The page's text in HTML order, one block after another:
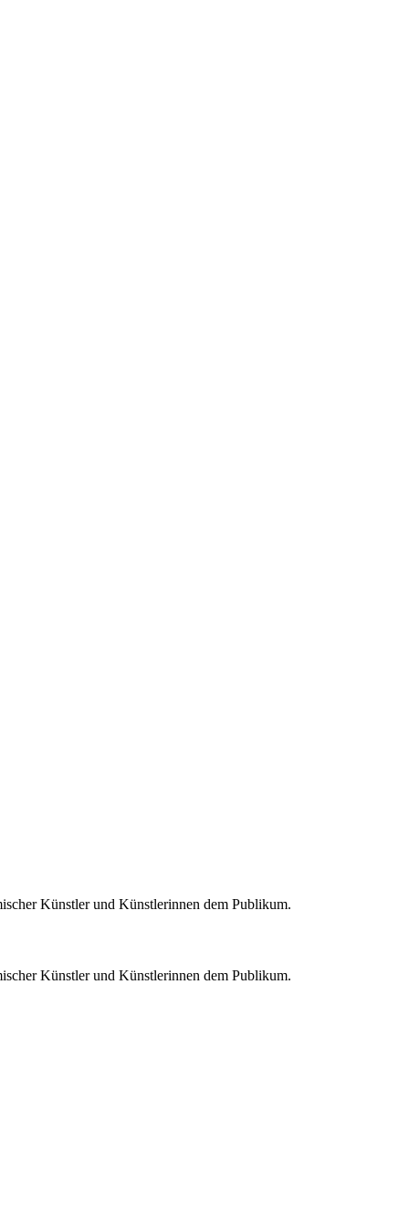
Künstler und Künstlerinnen dem Publikum.
Künstler und Künstlerinnen dem Publikum.